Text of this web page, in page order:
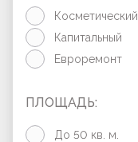
Косметический
Капитальный
Евроремонт
ПЛОЩАДЬ:
До 50 кв. м.